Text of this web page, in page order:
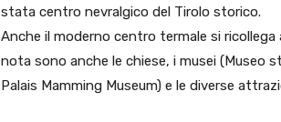
stata centro nevralgico del Tirolo storico.
Anche il moderno centro termale si
nota sono anche le chiese, i musei (Museo
Palais Mamming Museum) e le diverse